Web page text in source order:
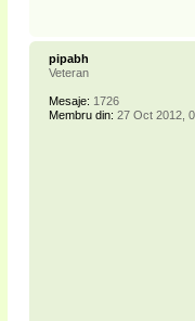
pipabh
Veteran
Mesaje: 1726
Membru din: 27 Oct 2012,